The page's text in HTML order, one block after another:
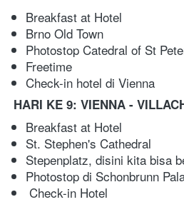
Breakfast at Hotel
Brno Old Town
Photostop Catedral of St
Freetime
Check-in hotel di Vienna
HARI KE 9: VIENNA -
Breakfast at Hotel
St. Stephen's Cathedral
Stepenplatz, disini kita bisa
Photostop di Schonbrunn
Check-in Hotel